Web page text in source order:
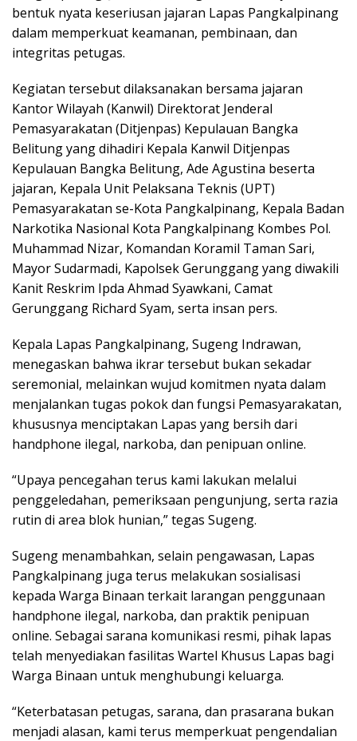
bentuk nyata keseriusan jajaran Lapas Pangkalpinang
dalam memperkuat keamanan, pembinaan, dan
integritas petugas.
Kegiatan tersebut dilaksanakan bersama jajaran
Kantor Wilayah (Kanwil) Direktorat Jenderal
Pemasyarakatan (Ditjenpas) Kepulauan Bangka
Belitung yang dihadiri Kepala Kanwil Ditjenpas
Kepulauan Bangka Belitung, Ade Agustina beserta
jajaran, Kepala Unit Pelaksana Teknis (UPT)
Pemasyarakatan se-Kota Pangkalpinang, Kepala Badan
Narkotika Nasional Kota Pangkalpinang Kombes Pol.
Muhammad Nizar, Komandan Koramil Taman Sari,
Mayor Sudarmadi, Kapolsek Gerunggang yang diwakili
Kanit Reskrim Ipda Ahmad Syawkani, Camat
Gerunggang Richard Syam, serta insan pers.
Kepala Lapas Pangkalpinang, Sugeng Indrawan,
menegaskan bahwa ikrar tersebut bukan sekadar
seremonial, melainkan wujud komitmen nyata dalam
menjalankan tugas pokok dan fungsi Pemasyarakatan,
khususnya menciptakan Lapas yang bersih dari
handphone ilegal, narkoba, dan penipuan online.
“Upaya pencegahan terus kami lakukan melalui
penggeledahan, pemeriksaan pengunjung, serta razia
rutin di area blok hunian,” tegas Sugeng.
Sugeng menambahkan, selain pengawasan, Lapas
Pangkalpinang juga terus melakukan sosialisasi
kepada Warga Binaan terkait larangan penggunaan
handphone ilegal, narkoba, dan praktik penipuan
online. Sebagai sarana komunikasi resmi, pihak lapas
telah menyediakan fasilitas Wartel Khusus Lapas bagi
Warga Binaan untuk menghubungi keluarga.
“Keterbatasan petugas, sarana, dan prasarana bukan
menjadi alasan, kami terus memperkuat pengendalian